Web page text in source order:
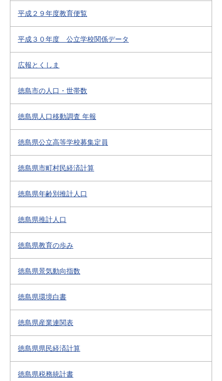
平成２９年度教育便覧
平成３０年度 公立学校関係データ
広報とくしま
徳島市の人口・世帯数
徳島県人口移動調査 年報
徳島県公立高等学校募集定員
徳島県市町村民経済計算
徳島県年齢別推計人口
徳島県推計人口
徳島県教育の歩み
徳島県景気動向指数
徳島県環境白書
徳島県産業連関表
徳島県県民経済計算
徳島県税務統計書